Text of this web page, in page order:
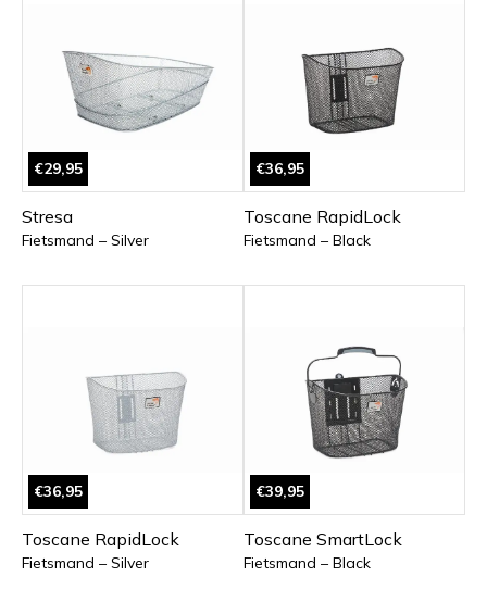
€29,95
Stresa
Fietsmand – Silver
€36,95
Toscane RapidLock
Fietsmand – Black
€36,95
Toscane RapidLock
Fietsmand – Silver
€39,95
Toscane SmartLock
Fietsmand – Black